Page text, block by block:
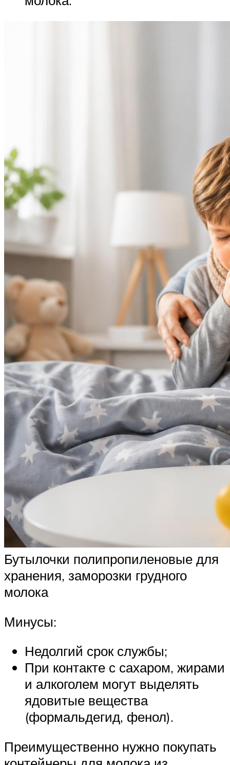
Бутылочки полипропиленовые для
хранения, заморозки грудного
молока
Минусы:
Недолгий срок службы;
При контакте с сахаром, жирами
и алкоголем могут выделять
ядовитые вещества
(формальдегид, фенол).
Преимущественно нужно покупать